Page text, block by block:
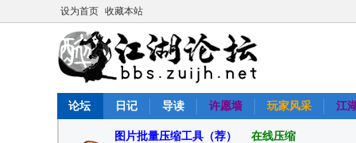
设为首页 收藏本站
论坛 日记 导读 许愿墙 玩家风采 江湖
图片批量压缩工具（荐） 在线压缩